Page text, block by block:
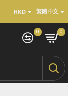
HKD 繁體中文
0 0